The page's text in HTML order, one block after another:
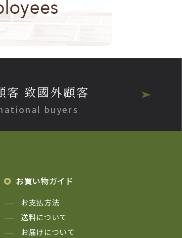
客 致國外顧客
buyers
お買い物ガイド
お支払方法
送料について
お届けについて